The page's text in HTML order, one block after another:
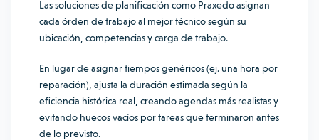
Las soluciones de planificación como Praxedo asignan
cada órden de trabajo al mejor técnico según su
ubicación, competencias y carga de trabajo.
En lugar de asignar tiempos genéricos (ej. una hora por
reparación), ajusta la duración estimada según la
eficiencia histórica real, creando agendas más realistas y
evitando huecos vacíos por tareas que terminaron antes
de lo previsto.